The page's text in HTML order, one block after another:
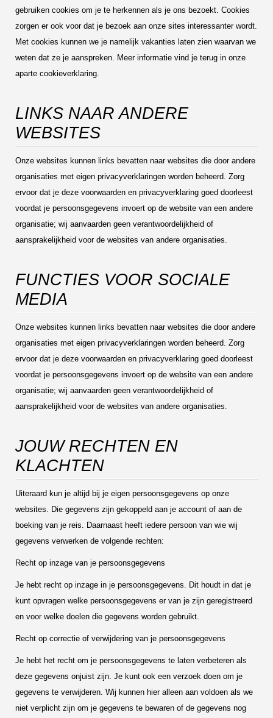
gebruiken cookies om je te herkennen als je ons bezoekt. Cookies
zorgen er ook voor dat je bezoek aan onze sites interessanter wordt.
Met cookies kunnen we je namelijk vakanties laten zien waarvan we
weten dat ze je aanspreken. Meer informatie vind je terug in onze
aparte cookieverklaring.
LINKS NAAR ANDERE
WEBSITES
Onze websites kunnen links bevatten naar websites die door andere
organisaties met eigen privacyverklaringen worden beheerd. Zorg
ervoor dat je deze voorwaarden en privacyverklaring goed doorleest
voordat je persoonsgegevens invoert op de website van een andere
organisatie; wij aanvaarden geen verantwoordelijkheid of
aansprakelijkheid voor de websites van andere organisaties.
FUNCTIES VOOR SOCIALE
MEDIA
Onze websites kunnen links bevatten naar websites die door andere
organisaties met eigen privacyverklaringen worden beheerd. Zorg
ervoor dat je deze voorwaarden en privacyverklaring goed doorleest
voordat je persoonsgegevens invoert op de website van een andere
organisatie; wij aanvaarden geen verantwoordelijkheid of
aansprakelijkheid voor de websites van andere organisaties.
JOUW RECHTEN EN
KLACHTEN
Uiteraard kun je altijd bij je eigen persoonsgegevens op onze
websites. Die gegevens zijn gekoppeld aan je account of aan de
boeking van je reis. Daarnaast heeft iedere persoon van wie wij
gegevens verwerken de volgende rechten:
Recht op inzage van je persoonsgegevens
Je hebt recht op inzage in je persoonsgegevens. Dit houdt in dat je
kunt opvragen welke persoonsgegevens er van je zijn geregistreerd
en voor welke doelen die gegevens worden gebruikt.
Recht op correctie of verwijdering van je persoonsgegevens
Je hebt het recht om je persoonsgegevens te laten verbeteren als
deze gegevens onjuist zijn. Je kunt ook een verzoek doen om je
gegevens te verwijderen. Wij kunnen hier alleen aan voldoen als we
niet verplicht zijn om je gegevens te bewaren of de gegevens nog